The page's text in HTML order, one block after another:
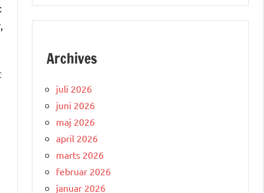
Archives
juli 2026
juni 2026
maj 2026
april 2026
marts 2026
februar 2026
januar 2026